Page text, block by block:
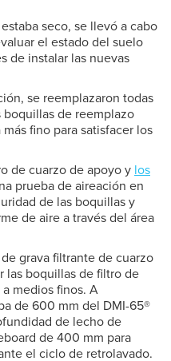
seco, se llevó a cabo
el estado del suelo
de instalar las nuevas
se reemplazaron todas
boquillas de reemplazo
fino para satisfacer los
de cuarzo de apoyo y los
prueba de aireación en
de las boquillas y
de aire a través del área
grava filtrante de cuarzo
las boquillas de filtro de
medios finos. A
de 600 mm del DMI-65®
de lecho de
de 400 mm para
el ciclo de retrolavado.